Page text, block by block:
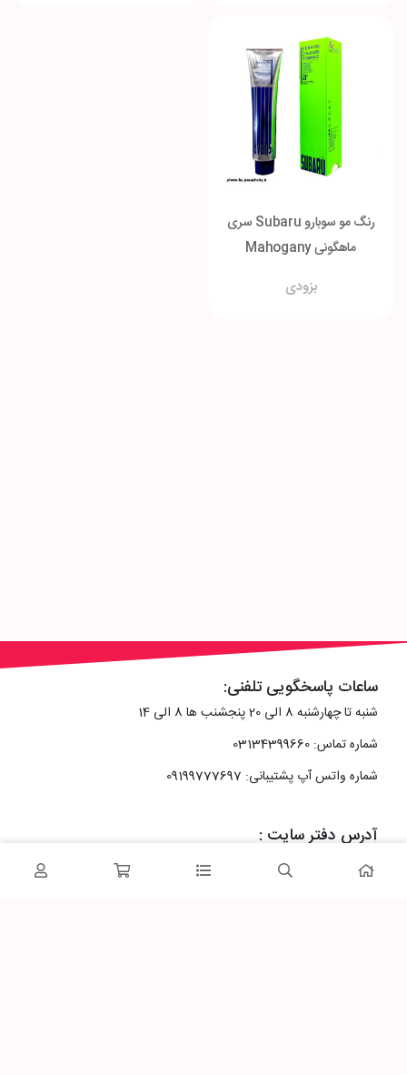
رنگ مو سوبارو Subaru سری
ماهگونی Mahogany
بزودی
ساعات پاسخگویی تلفنی:
شنبه تا چهارشنبه 8 الی 20 پنجشنب ها 8 الی 14
شماره تماس: 03134399660
شماره واتس آپ پشتیبانی: 09199777697
آدرس دفتر سایت :
اصفهان، خیابان رزمندگان، کوچه شماره سه فرعی 2 پلاک 10